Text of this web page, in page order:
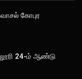
கோபுர
24-ம் ஆண்டு